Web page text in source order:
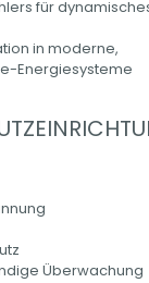
für
in moderne,
Energiesysteme
Überwachung